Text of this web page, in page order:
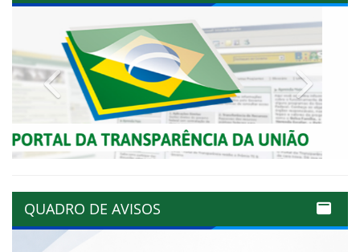
Previous
QUADRO DE AVISOS